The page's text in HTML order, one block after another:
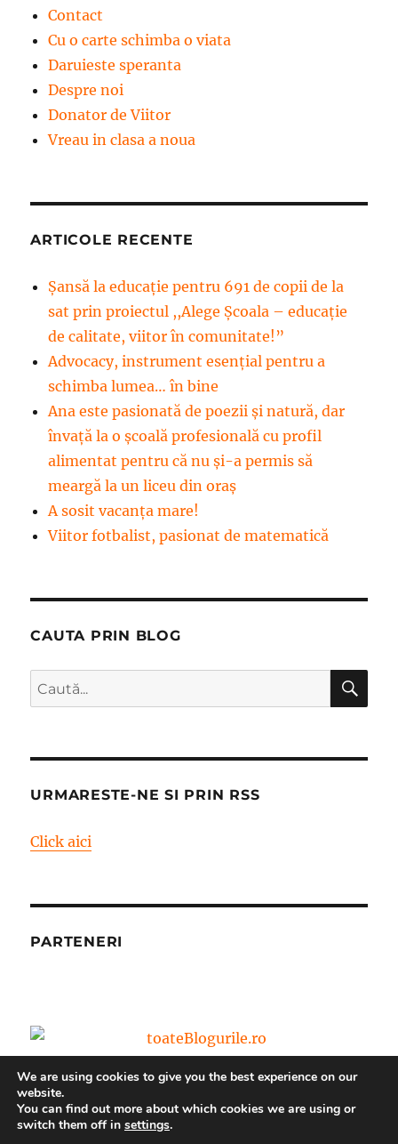
Contact
Cu o carte schimba o viata
Daruieste speranta
Despre noi
Donator de Viitor
Vreau in clasa a noua
ARTICOLE RECENTE
Șansă la educație pentru 691 de copii de la
sat prin proiectul ,,Alege Școala – educație
de calitate, viitor în comunitate!”
Advocacy, instrument esenţial pentru a
schimba lumea… în bine
Ana este pasionată de poezii și natură, dar
învață la o școală profesională cu profil
alimentat pentru că nu și-a permis să
meargă la un liceu din oraș
A sosit vacanța mare!
Viitor fotbalist, pasionat de matematică
CAUTA PRIN BLOG
Caută
după:
URMARESTE-NE SI PRIN RSS
Click aici
PARTENERI
Blog – World Vision Romania
We are using cookies to give you the best experience on our
website.
You can find out more about which cookies we are using or
switch them off in settings.